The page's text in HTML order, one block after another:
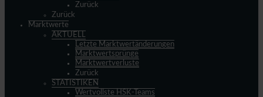
Zurück
Zurück
Marktwerte
AKTUELL
Letzte Marktwertänderungen
Marktwertsprünge
Marktwertverluste
Zurück
STATISTIKEN
Wertvollste HSK-Teams